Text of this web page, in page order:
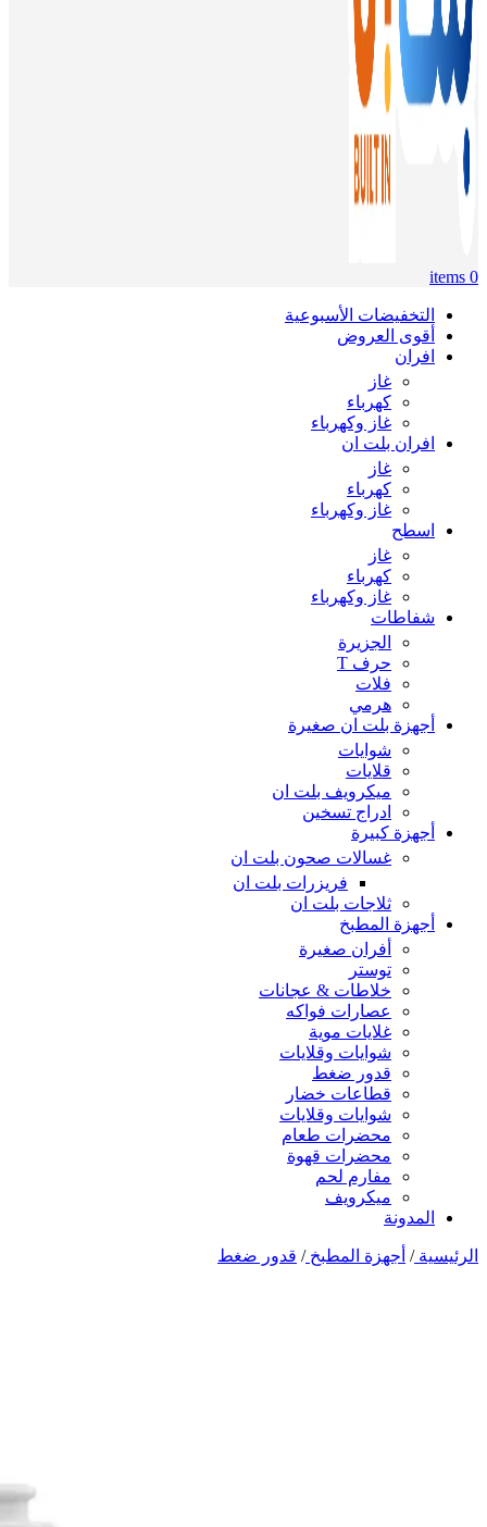
0
items
التخفيضات الأسبوعية
أقوى العروض
افران
غاز
كهرباء
غاز وكهرباء
افران بلت ان
غاز
كهرباء
غاز وكهرباء
اسطح
غاز
كهرباء
غاز وكهرباء
شفاطات
الجزيرة
حرف T
فلات
هرمي
أجهزة بلت ان صغيرة
شوايات
قلايات
ميكرويف بلت ان
ادراج تسخين
أجهزة كبيرة
غسالات صحون بلت ان
فريزرات بلت ان
ثلاجات بلت ان
أجهزة المطبخ
أفران صغيرة
توستر
خلاطات & عجانات
عصارات فواكه
غلايات موية
شوايات وقلايات
قدور ضغط
قطاعات خضار
شوايات وقلايات
محضرات طعام
محضرات قهوة
مفارم لحم
ميكرويف
المدونة
الرئيسية/ أجهزة المطبخ/ قدور ضغط